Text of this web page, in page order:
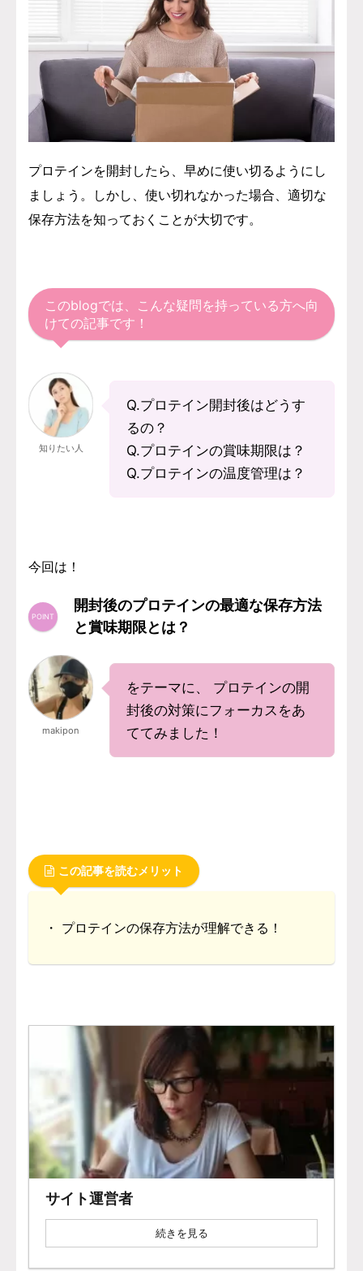
プロテインを開封したら、早めに使い切るようにし
ましょう。しかし、使い切れなかった場合、適切な
保存方法を知っておくことが大切です。
このblogでは、こんな疑問を持っている方へ向
けての記事です！
知りたい人
Q.プロテイン開封後はどうす
るの？
Q.プロテインの賞味期限は？
Q.プロテインの温度管理は？
今回は！
開封後のプロテインの最適な保存方法
と賞味期限とは？
makipon
をテーマに、 プロテインの開
封後の対策にフォーカスをあ
ててみました！
この記事を読むメリット
・ プロテインの保存方法が理解できる！
サイト運営者
続きを見る